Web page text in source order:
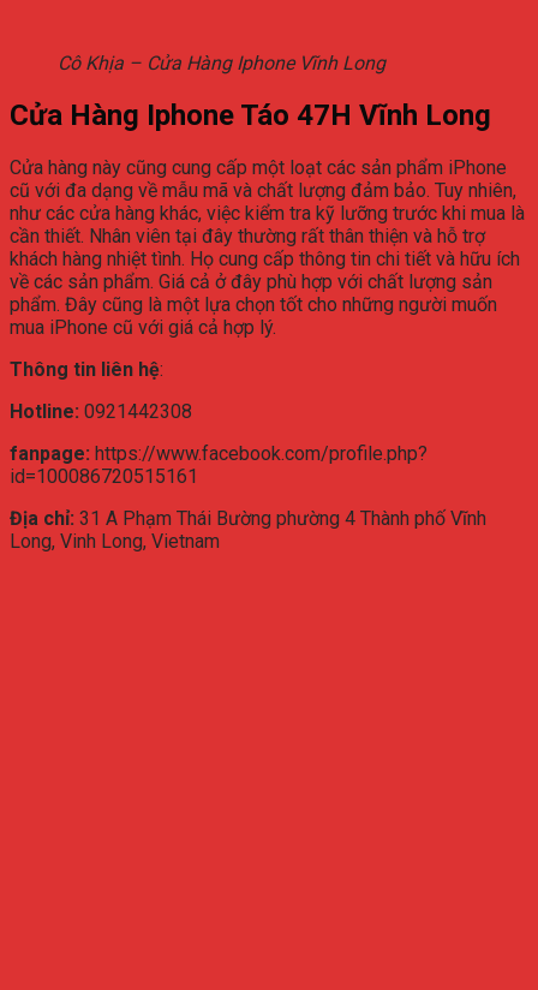
Cô Khịa – Cửa Hàng Iphone Vĩnh Long
Cửa Hàng Iphone Táo 47H Vĩnh Long
Cửa hàng này cũng cung cấp một loạt các sản phẩm iPhone
cũ với đa dạng về mẫu mã và chất lượng đảm bảo. Tuy nhiên,
như các cửa hàng khác, việc kiểm tra kỹ lưỡng trước khi mua là
cần thiết. Nhân viên tại đây thường rất thân thiện và hỗ trợ
khách hàng nhiệt tình. Họ cung cấp thông tin chi tiết và hữu ích
về các sản phẩm. Giá cả ở đây phù hợp với chất lượng sản
phẩm. Đây cũng là một lựa chọn tốt cho những người muốn
mua iPhone cũ với giá cả hợp lý.
Thông tin liên hệ:
Hotline: 0921442308
fanpage: https://www.facebook.com/profile.php?
id=100086720515161
Địa chỉ: 31 A Phạm Thái Bường phường 4 Thành phố Vĩnh
Long, Vinh Long, Vietnam